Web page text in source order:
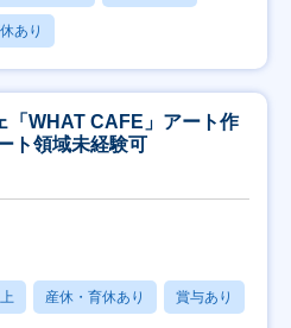
あり
「WHAT CAFE」アート作
ト領域未経験可
産休・育休あり 賞与あり